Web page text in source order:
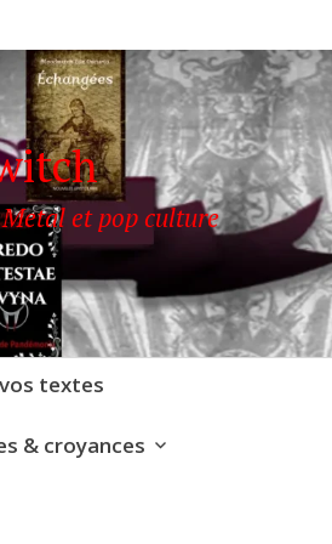
et pop culture
textes
& croyances